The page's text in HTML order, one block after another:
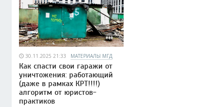
30.11.2025 21:33 МАТЕРИАЛЫ МГД
Как спасти свои гаражи от
уничтожения: работающий
(даже в рамках КРТ!!!!)
алгоритм от юристов-
практиков